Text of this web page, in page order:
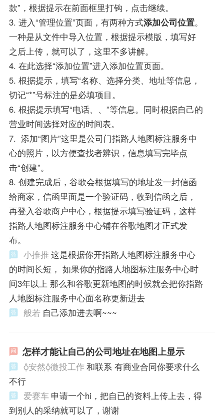
款”，根据提示在前面框里打钩，点击继续。
3. 进入“管理位置”页面，有两种方式添加公司位置。
一种是从文件中导入位置，根据提示模版，填写好
之后上传，就可以了，这里不多讲解。
4. 在此选择“添加位置”进入添加位置页面。
5. 根据提示，填写“名称、选择分类、地址等信息，
切记“*”号标注的是必填项目。
6. 根据提示填写“电话、、”等信息。同时根据自己的
营业时间选择对应的时间表。
7. 添加“图片”这里是公司门指路人地图标注服务中
心的照片，以方便查找者辨识，信息填写完毕点
击“创建”。
8. 创建完成后，谷歌会根据填写的地址发一封信函
给商家，信函里面是一个验证码，收到信函之后，
再登入谷歌商户中心，根据提示填写验证码，这样
指路人地图标注服务中心铺在谷歌地图才正式发
布。
小推推 这是根据你开指路人地图标注服务中心
的时间长短， 如果你的指路人地图标注服务中心时
间3年以上 那么和谷歌更新地图的时候就会把你指路
人地图标注服务中心面名称更新进去
般若 自己添加进去啊~~~
怎样才能让自己的公司地址在地图上显示
安然微投工作和联系 有商业合同你要求什么
不行
爱赛车 申请一个hi，把自已的资料上传上去，得
到别人的采纳就可以了，谢谢